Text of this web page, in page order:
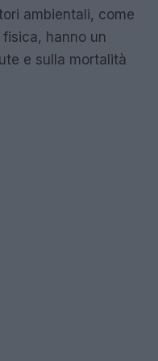
ambientali, come
hanno un
e sulla mortalità